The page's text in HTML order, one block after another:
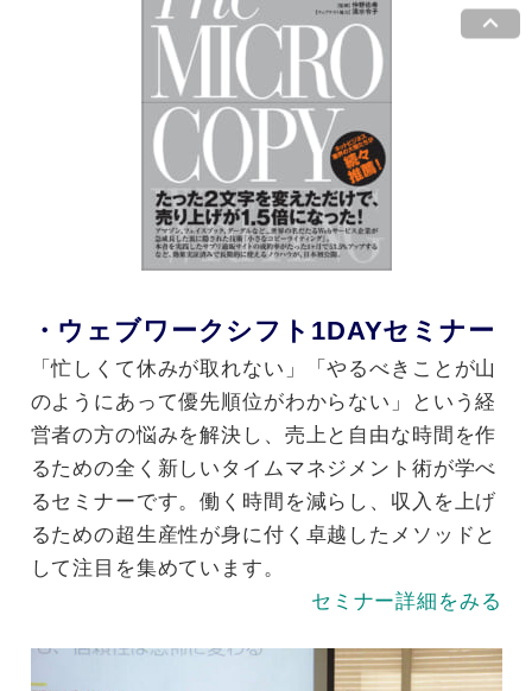
・ウェブワークシフト1DAYセミナー
「忙しくて休みが取れない」「やるべきことが山
のようにあって優先順位がわからない」という経
営者の方の悩みを解決し、売上と自由な時間を作
るための全く新しいタイムマネジメント術が学べ
るセミナーです。働く時間を減らし、収入を上げ
るための超生産性が身に付く 卓越したメソッドと
して注目を集めて います。
セミナー詳細をみる
keyboard_arrow_up